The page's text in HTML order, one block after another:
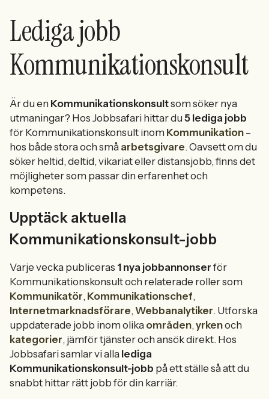
Lediga jobb
Kommunikationskonsult
Är du en Kommunikationskonsultsom söker nya
utmaningar? Hos Jobbsafari hittar du 5 lediga jobb
för Kommunikationskonsult inom Kommunikation –
hos både stora och små arbetsgivare. Oavsett om du
söker heltid, deltid, vikariat eller distansjobb, finns det
möjligheter som passar din erfarenhet och
kompetens.
Upptäck aktuella
Kommunikationskonsult-jobb
Varje vecka publiceras 1 nya jobbannonser för
Kommunikationskonsult och relaterade roller som
Kommunikatör, Kommunikationschef,
Internetmarknadsförare,Webbanalytiker. Utforska
uppdaterade jobb inom olika områden,yrkenoch
kategorier, jämför tjänster och ansök direkt. Hos
Jobbsafari samlar vi alla lediga
Kommunikationskonsult-jobb på ett ställe så att du
snabbt hittar rätt jobb för din karriär.